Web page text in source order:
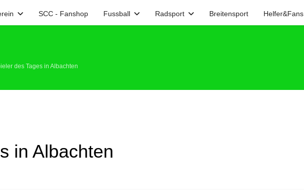
SCC - Fanshop Fussball Radsport Breitensport Helfer&Fans
des Tages in Albachten
in Albachten